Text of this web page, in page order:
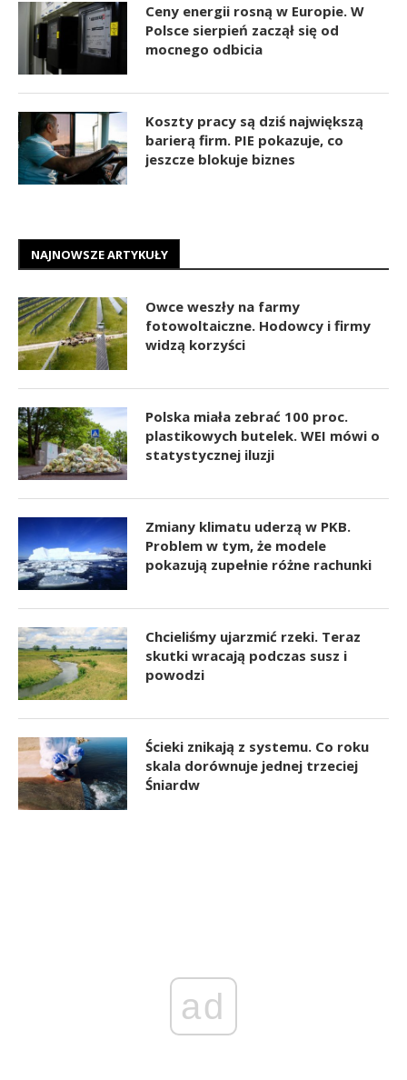
Ceny energii rosną w Europie. W
Polsce sierpień zaczął się od
mocnego odbicia
Koszty pracy są dziś największą
barierą firm. PIE pokazuje, co
jeszcze blokuje biznes
NAJNOWSZE ARTYKUŁY
Owce weszły na farmy
fotowoltaiczne. Hodowcy i firmy
widzą korzyści
Polska miała zebrać 100 proc.
plastikowych butelek. WEI mówi o
statystycznej iluzji
Zmiany klimatu uderzą w PKB.
Problem w tym, że modele
pokazują zupełnie różne rachunki
Chcieliśmy ujarzmić rzeki. Teraz
skutki wracają podczas susz i
powodzi
Ścieki znikają z systemu. Co roku
skala dorównuje jednej trzeciej
Śniardw
ad